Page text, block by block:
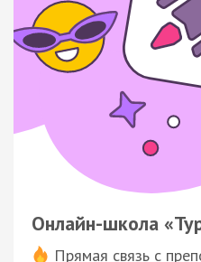
Онлайн-школа
Прямая связь с